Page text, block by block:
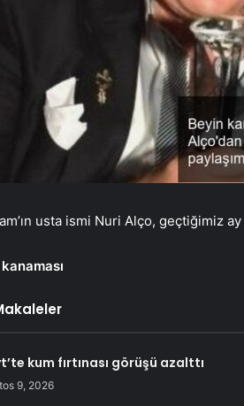
usta ismi Nuri Alço, geçtiğimiz ay
kum fırtınası görüşü azalttı
9, 2026